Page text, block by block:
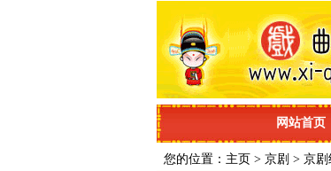
网站首页
您的位置： 主页 > 京剧 > 京剧